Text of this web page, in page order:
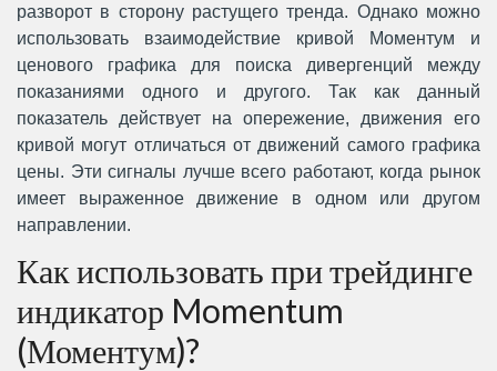
разворот в сторону растущего тренда. Однако можно
использовать взаимодействие кривой Моментум и
ценового графика для поиска дивергенций между
показаниями одного и другого. Так как данный
показатель действует на опережение, движения его
кривой могут отличаться от движений самого графика
цены. Эти сигналы лучше всего работают, когда рынок
имеет выраженное движение в одном или другом
направлении.
Как использовать при трейдинге
индикатор Momentum
(Моментум)?